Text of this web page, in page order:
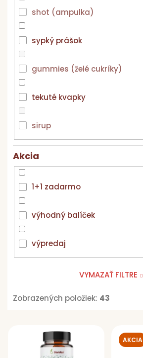
shot (ampulka)
sypký prášok
gummies (želé cukríky)
tekuté kvapky
sirup
Akcia
1+1 zadarmo
výhodný balíček
výpredaj
VYMAZAŤ FILTRE
Zobrazených položiek: 43
AKCIA